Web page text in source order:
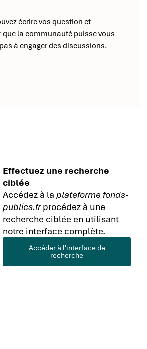
écrire vos question et
la communauté puisse vous
à engager des discussions.
Effectuez une recherche
ciblée
Accédez à laplateforme fonds-
publics.frprocédez à une
recherche ciblée en utilisant
notre interface complète.
Accéder à l'interface de
recherche